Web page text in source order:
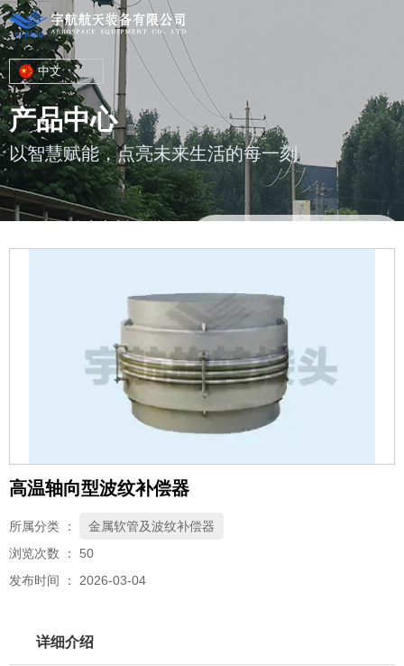
中文
产品中心
以智慧赋能，点亮未来生活的每一刻
器
高温轴向型波纹补偿器
所属分类 ：
金属软管及波纹补偿器
浏览次数 ： 50
发布时间 ： 2026-03-04
详细介绍